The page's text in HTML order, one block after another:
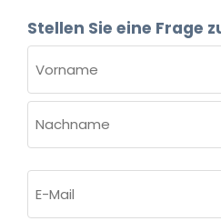
Stellen Sie eine Frage
(ERFORDERLICH)
Vorname
Mail